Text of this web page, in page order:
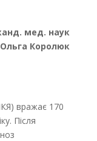
мед. наук
Ольга Королюк
вражає 170
Після